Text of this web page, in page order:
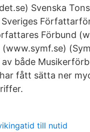
Svenska
Förbund
både
fått sätta ner
till nutid